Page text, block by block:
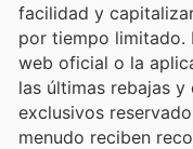
facilidad y
por tiempo limitado.
web oficial o la
las últimas rebajas
exclusivos
menudo reciben